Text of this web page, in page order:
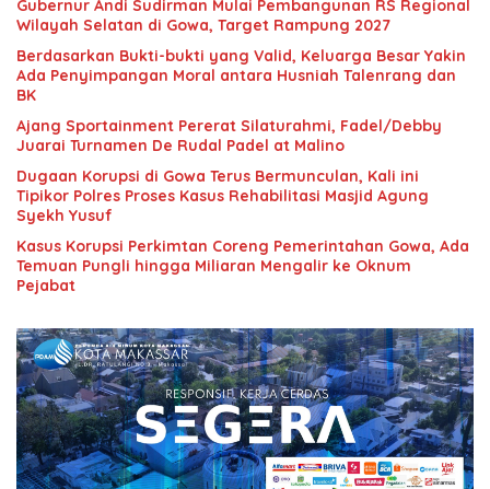
Gubernur Andi Sudirman Mulai Pembangunan RS Regional
Wilayah Selatan di Gowa, Target Rampung 2027
Berdasarkan Bukti-bukti yang Valid, Keluarga Besar Yakin
Ada Penyimpangan Moral antara Husniah Talenrang dan
BK
Ajang Sportainment Pererat Silaturahmi, Fadel/Debby
Juarai Turnamen De Rudal Padel at Malino
Dugaan Korupsi di Gowa Terus Bermunculan, Kali ini
Tipikor Polres Proses Kasus Rehabilitasi Masjid Agung
Syekh Yusuf
Kasus Korupsi Perkimtan Coreng Pemerintahan Gowa, Ada
Temuan Pungli hingga Miliaran Mengalir ke Oknum
Pejabat